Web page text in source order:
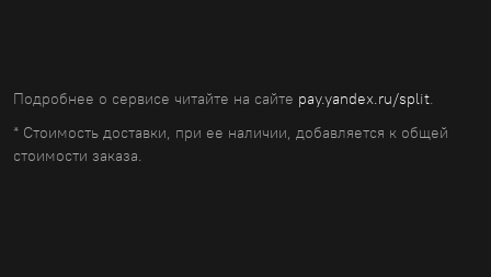
Подробнее о сервисе читайте на сайте pay.yandex.ru/split.
* Стоимость доставки, при ее наличии, добавляется к общей
стоимости заказа.